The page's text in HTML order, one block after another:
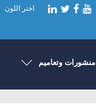
اختر اللون
منشورات وتعاميم